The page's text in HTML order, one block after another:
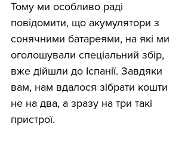
Тому ми особливо раді
повідомити, що акумулятори з
сонячними батареями, на які ми
оголошували спеціальний збір,
вже дійшли до Іспанії. Завдяки
вам, нам вдалося зібрати кошти
не на два, а зразу на три такі
пристрої.